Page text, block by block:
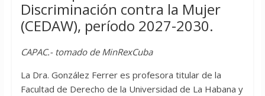
Discriminación contra la Mujer
(CEDAW), período 2027-2030.
CAPAC.- tomado de MinRexCuba
La Dra. González Ferrer es profesora titular de la
Facultad de Derecho de la Universidad de La Habana y